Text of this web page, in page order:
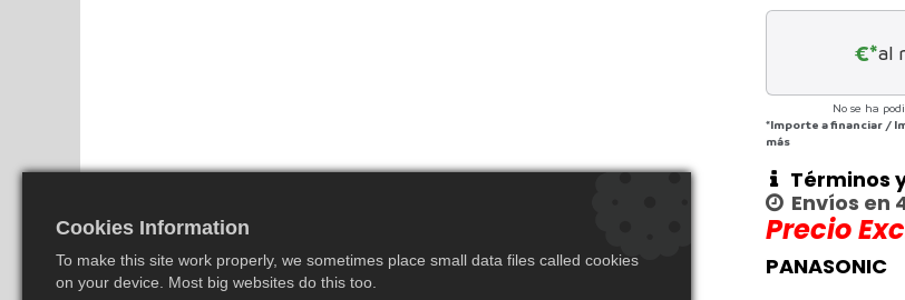
€*al
No se ha
*Importe a financiar /
más
Términos
Envíos en
Precio
PANASONIC
Cookies Information
To make this site work properly, we sometimes place small data files called cookies
on your device. Most big websites do this too.